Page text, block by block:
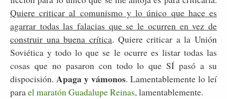
Quiere criticar al comunismo y lo único que hace es
agarrar todas las falacias que se le ocurren en vez de
construir una buena crítica. Quiere criticar a la Unión
Soviética y todo lo que se le ocurre es listar todas las
cosas que no pasaron con todo lo que SÍ pasó a su
dispocisión. Apaga y vámonos. Lamentablemente lo leí
parael maratón Guadalupe Reinas, lamentablemente.